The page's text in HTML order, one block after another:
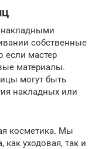
собственные
если мастер
материалы.
могут быть
накладных или
косметика. Мы
как уходовая, так и